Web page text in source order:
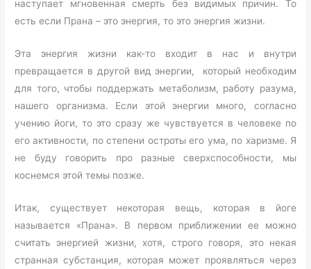
наступает мгновенная смерть без видимых причин. То
есть если Прана – это энергия, то это энергия жизни.
Эта энергия жизни как-то входит в нас и внутри
превращается в другой вид энергии, который необходим
для того, чтобы поддержать метаболизм, работу разума,
нашего организма. Если этой энергии много, согласно
учению йоги, то это сразу же чувствуется в человеке по
его активности, по степени остроты его ума, по харизме. Я
не буду говорить про разные сверхспособности, мы
коснемся этой темы позже.
Итак, существует некоторая вещь, которая в йоге
называется «Прана». В первом приближении ее можно
считать энергией жизни, хотя, строго говоря, это некая
странная субстанция, которая может проявляться через